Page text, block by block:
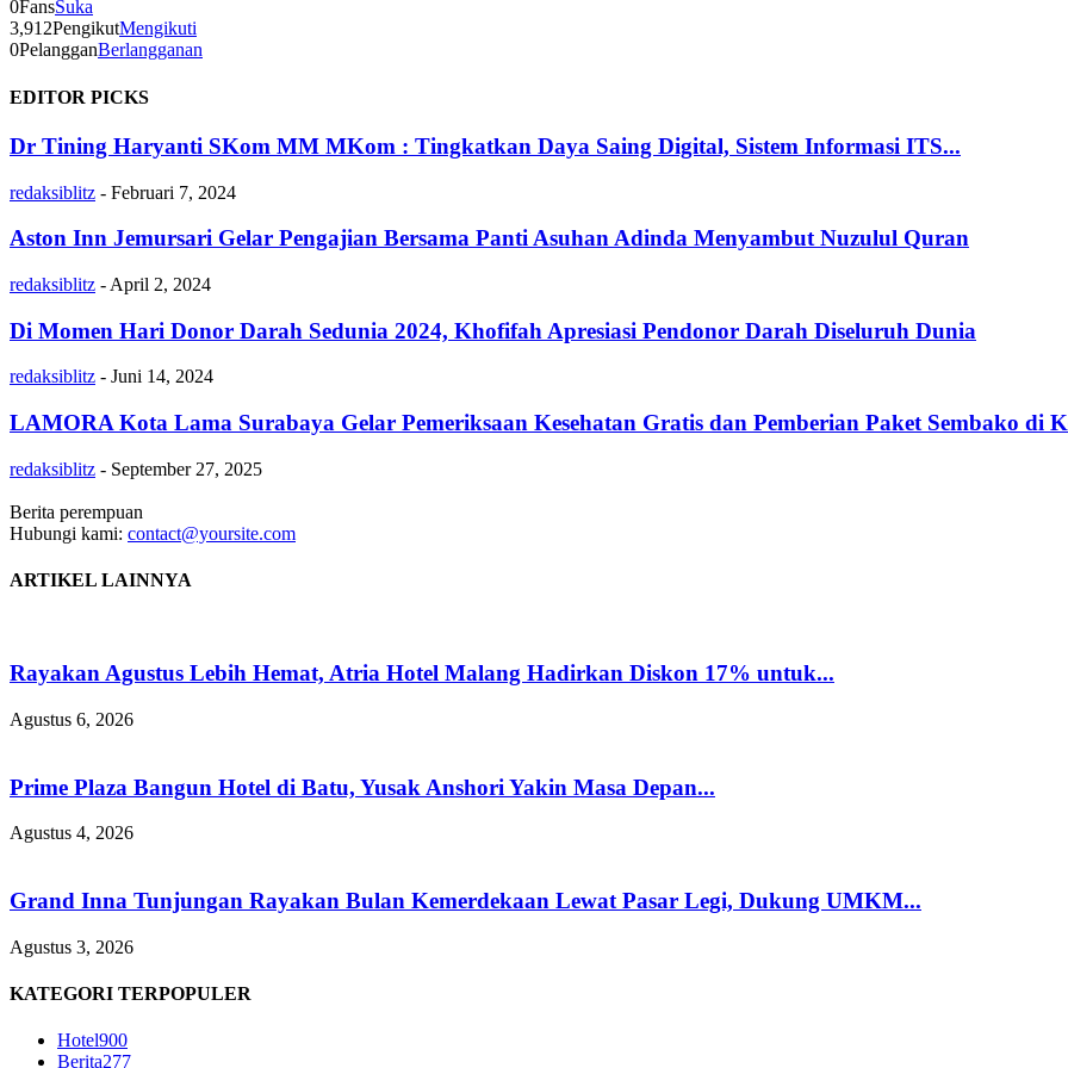
0FansSuka
3,912PengikutMengikuti
0PelangganBerlangganan
EDITOR PICKS
Dr Tining Haryanti SKom MM MKom : Tingkatkan Daya Saing Digital, Sistem Informasi ITS...
redaksiblitz - Februari 7, 2024
Aston Inn Jemursari Gelar Pengajian Bersama Panti Asuhan Adinda Menyambut Nuzulul Quran
redaksiblitz - April 2, 2024
Di Momen Hari Donor Darah Sedunia 2024, Khofifah Apresiasi Pendonor Darah Diseluruh Dunia
redaksiblitz - Juni 14, 2024
LAMORA Kota Lama Surabaya Gelar Pemeriksaan Kesehatan Gratis dan Pemberian Paket Sembako di
redaksiblitz - September 27, 2025
Berita perempuan
Hubungi kami: contact@yoursite.com
ARTIKEL LAINNYA
Rayakan Agustus Lebih Hemat, Atria Hotel Malang Hadirkan Diskon 17% untuk...
Agustus 6, 2026
Prime Plaza Bangun Hotel di Batu, Yusak Anshori Yakin Masa Depan...
Agustus 4, 2026
Grand Inna Tunjungan Rayakan Bulan Kemerdekaan Lewat Pasar Legi, Dukung UMKM...
Agustus 3, 2026
KATEGORI TERPOPULER
Hotel900
Berita277